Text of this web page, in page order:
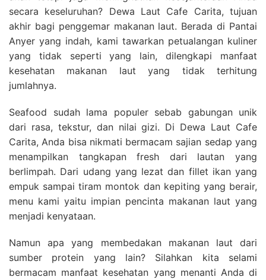
secara keseluruhan? Dewa Laut Cafe Carita, tujuan
akhir bagi penggemar makanan laut. Berada di Pantai
Anyer yang indah, kami tawarkan petualangan kuliner
yang tidak seperti yang lain, dilengkapi manfaat
kesehatan makanan laut yang tidak terhitung
jumlahnya.
Seafood sudah lama populer sebab gabungan unik
dari rasa, tekstur, dan nilai gizi. Di Dewa Laut Cafe
Carita, Anda bisa nikmati bermacam sajian sedap yang
menampilkan tangkapan fresh dari lautan yang
berlimpah. Dari udang yang lezat dan fillet ikan yang
empuk sampai tiram montok dan kepiting yang berair,
menu kami yaitu impian pencinta makanan laut yang
menjadi kenyataan.
Namun apa yang membedakan makanan laut dari
sumber protein yang lain? Silahkan kita selami
bermacam manfaat kesehatan yang menanti Anda di